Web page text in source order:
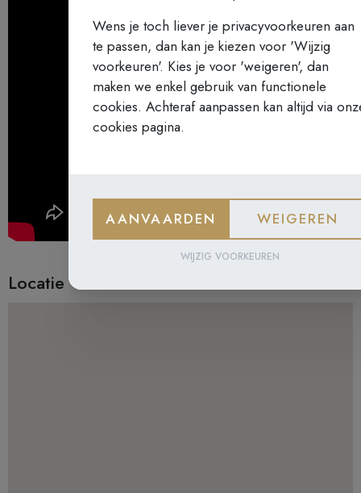
Locatie
Wens je toch liever je privacyvoorkeuren aan
te passen, dan kan je kiezen voor 'Wijzig
voorkeuren'. Kies je voor 'weigeren', dan
maken we enkel gebruik van functionele
cookies. Achteraf aanpassen kan altijd via
cookies pagina.
AANVAARDEN WEIGEREN
WIJZIG VOORKEUREN